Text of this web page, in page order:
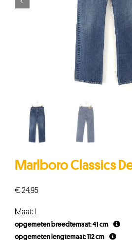
Marlboro Classics
€24,95
Maat: L
opgemeten breedtemaat: 41 cm
opgemeten lengtemaat: 112 cm